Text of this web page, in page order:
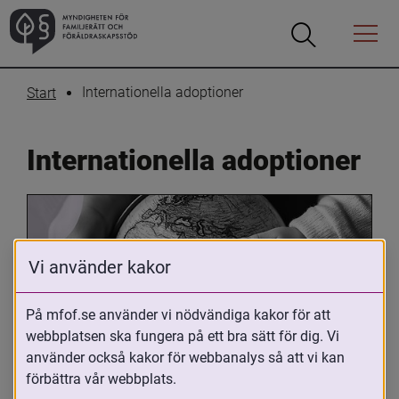
Öppna
Öppna
Menyn
Start Internationella adoptioner
Internationella adoptioner
Oavsett om du är adopterad,
adoptivförälder eller arbetar med
Vi använder kakor
På mfof.se använder vi nödvändiga kakor för att
webbplatsen ska fungera på ett bra sätt för dig. Vi
använder också kakor för webbanalys så att vi kan
förbättra vår webbplats.